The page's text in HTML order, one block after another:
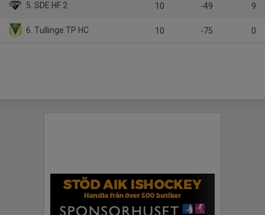
5. SDE HF 2 10 -49 9
6. Tullinge TP HC 10 -75 0